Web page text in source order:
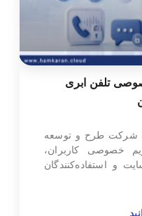
تلفن ابری
شرکت طرح و توسعه
خصوصی کاربران،
و استفاده‌کنندگان